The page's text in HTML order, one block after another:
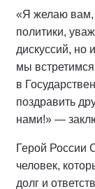
«Я желаю вам,
политики,
дискуссий, но
мы
в
поздравить
нами!» —
Герой России
человек,
долг и